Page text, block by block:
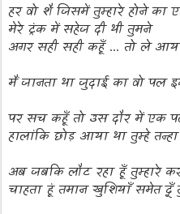
हर वो शै जिसमें तुम्हारे होने का
मेरे ट्रंक में सहेज दी थी तुमने
अगर सही सही कहूँ ... तो ले
मैं जानता था जुदाई का वो पल
पर सच कहूँ तो उस दौर में एक
हालांकि छोड़ आया था तुम्हे
अब जबकि लौट रहा हूँ तुम्हारे
चाहता हूं तमान खुशियाँ समेत दूँ